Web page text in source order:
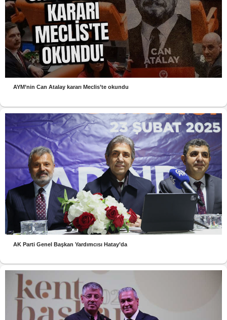
AYM’nin Can Atalay kararı Meclis’te okundu
AK Parti Genel Başkan Yardımcısı Hatay’da